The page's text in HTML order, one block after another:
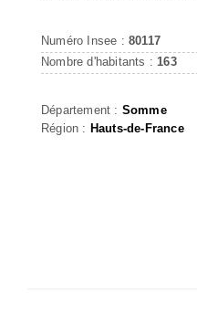
Numéro Insee : 80117
Nombre d'habitants : 163
Département : Somme
Région : Hauts-de-France